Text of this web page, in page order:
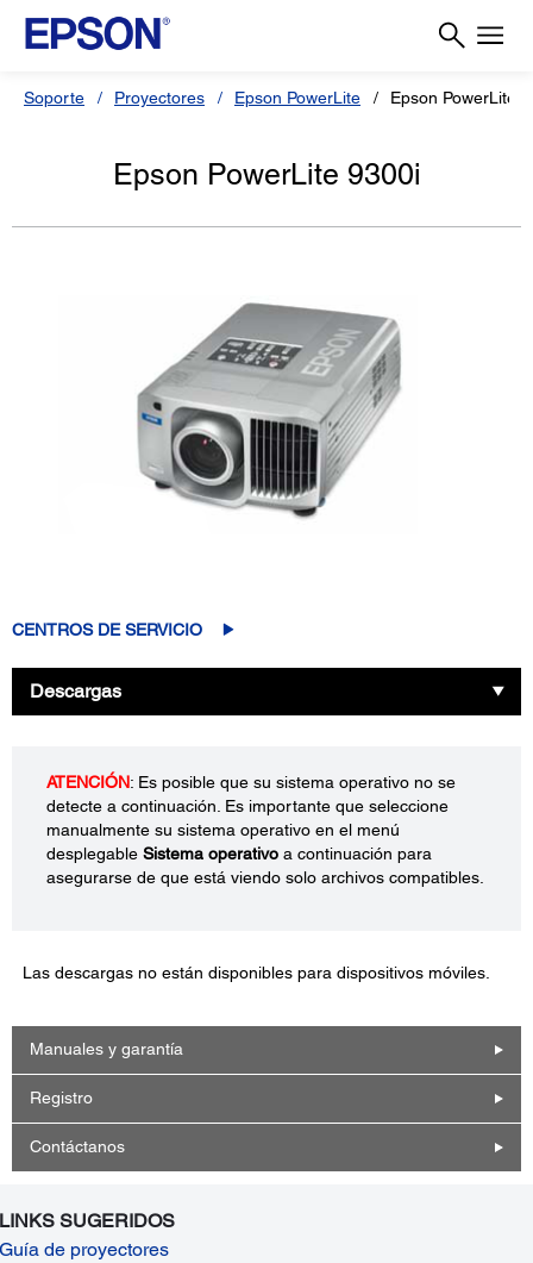
Soporte Proyectores Epson PowerLite Epson PowerLite
Epson PowerLite 9300i
CENTROS DE SERVICIO
Descargas
ATENCIÓN: Es posible que su sistema operativo no se
detecte a continuación. Es importante que seleccione
manualmente su sistema operativo en el menú
desplegable Sistema operativo a continuación para
asegurarse de que está viendo solo archivos compatibles.
Las descargas no están disponibles para dispositivos móviles.
Manuales y garantía
Registro
Contáctanos
LINKS SUGERIDOS
Guía de proyectores